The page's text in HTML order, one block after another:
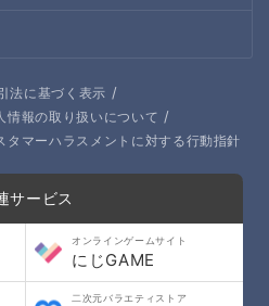
法に基づく表示 /
情報の取り扱いについて /
タマーハラスメントに対する行動指針
サービス
オンラインゲームサイト
にじGAME
二次元バラエティストア